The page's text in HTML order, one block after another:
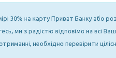
30% на карту Приват Банку або
ми з радістю відповімо на всі
необхідно перевірити